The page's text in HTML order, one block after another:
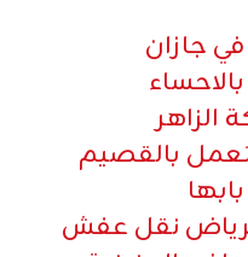
جازان
الزاهر
بالقصيم
نقل عفش